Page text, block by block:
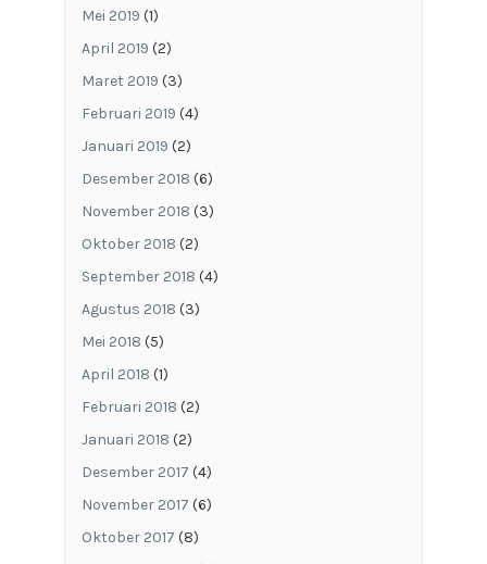
Mei 2019 (1)
April 2019 (2)
Maret 2019 (3)
Februari 2019 (4)
Januari 2019 (2)
Desember 2018 (6)
November 2018 (3)
Oktober 2018 (2)
September 2018 (4)
Agustus 2018 (3)
Mei 2018 (5)
April 2018 (1)
Februari 2018 (2)
Januari 2018 (2)
Desember 2017 (4)
November 2017 (6)
Oktober 2017 (8)